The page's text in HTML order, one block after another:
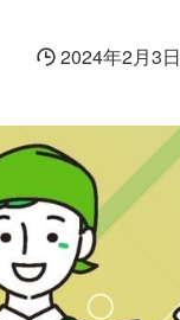
2024年2月3日